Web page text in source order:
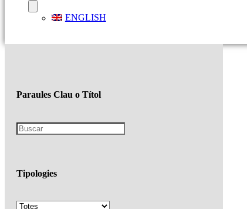
ENGLISH
Paraules Clau o Títol
Tipologies